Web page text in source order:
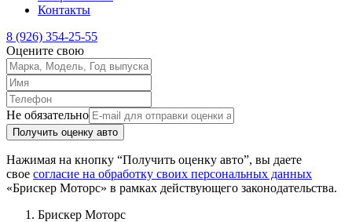
Контакты
8 (926) 354-25-55
Оцените свою
Не обязательно
Получить оценку авто
Нажимая на кнопку “Получить оценку авто”, вы даете
свое согласие на обработку своих персональных данных
«Брискер Моторс» в рамках действующего законодательства.
Брискер Моторс